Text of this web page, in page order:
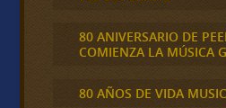
80 ANIVERSARIO DE
COMIENZA LA MÚSICA
80 AÑOS DE VIDA